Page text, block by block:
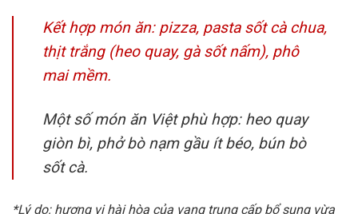
Kết hợp món ăn: pizza, pasta sốt cà chua,
thịt trắng (heo quay, gà sốt nấm), phô
mai mềm.
Một số món ăn Việt phù hợp: heo quay
giòn bì, phở bò nạm gầu ít béo, bún bò
sốt cà.
*Lý do: hương vị hài hòa của vang trung cấp bổ sung vừa